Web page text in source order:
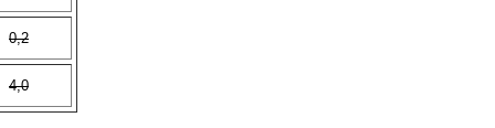
0,2
4,0